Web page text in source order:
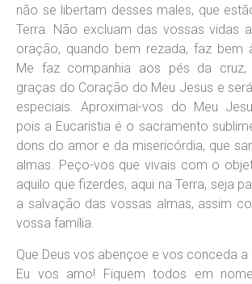
não se libertam desses males, que
Terra. Não excluam das vossas vidas
oração, quando bem rezada, faz bem
Me faz companhia aos pés da cruz,
graças do Coração do Meu Jesus e
especiais. Aproximai-vos do Meu
pois a Eucaristia é o sacramento
dons do amor e da misericórdia, que
almas. Peço-vos que vivais com o
aquilo que fizerdes, aqui na Terra, seja
a salvação das vossas almas, assim
vossa família.
Que Deus vos abençoe e vos conceda a
Eu vos amo! Fiquem todos em